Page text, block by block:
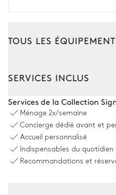
TOUS LES
Vue panoramique sur la nature
Piscine
Non chauffée · Au chlore
Dimensions : L = 15m, l = 3m,
SERVICES INCLUS
Services de la Collection
Ménage 2x/semaine
Concierge dédié avant et
Accueil personnalisé
Indispensables du
Recommandations et